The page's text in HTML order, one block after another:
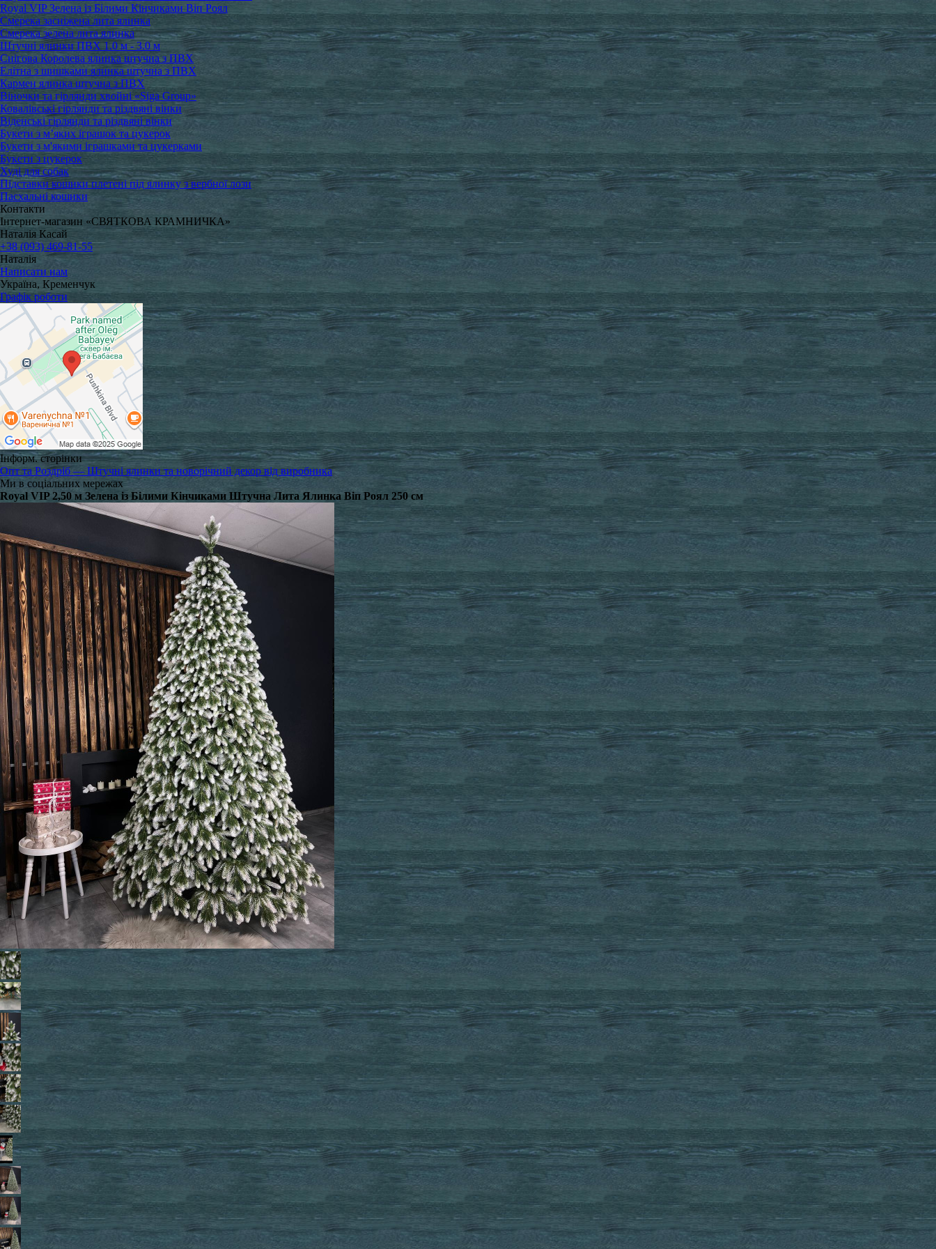
Royal VIP Зелена із Білими Кінчиками Віп Роял
Смерека засніжена лита ялинка
Смерека зелена лита ялинка
Штучні ялинки ПВХ 1.0 м - 3.0 м
Снігова Королева ялинка штучна з ПВХ
Елітна з шишками ялинка штучна з ПВХ
Кармен ялинка штучна з ПВХ
Віночки та гірлянди хвойні «Siga Group»
Ковалівські гірлянди та різдвяні вінки
Віденські гірлянди та різдвяні вінки
Букети з м’яких іграшок та цукерок
Букети з м'якими іграшками та цукерками
Букети з цукерок
Худі для собак
Підставки кошики плетені під ялинку з вербної лози
Пасхальні кошики
Контакти
Інтернет-магазин «СВЯТКОВА КРАМНИЧКА»
Наталія Касай
+38 (093) 469-81-55
Наталія
Написати нам
Україна, Кременчук
Графік роботи
Інформ. сторінки
Опт та Роздріб — Штучні ялинки та новорічний декор від виробника
Ми в соціальних мережах
Royal VIP 2,50 м Зелена із Білими Кінчиками Штучна Лита Ялинка Віп Роял 250 см